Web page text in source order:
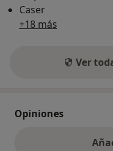
Caser
+18 más
Ver
Opiniones